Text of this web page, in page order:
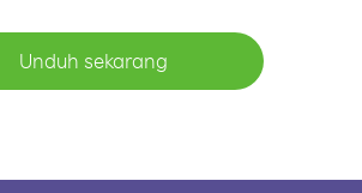
Unduh sekarang